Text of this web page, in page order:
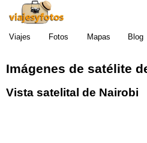
Viajes Fotos Mapas Blog
Imágenes de satélite
Vista satelital de Nairobi